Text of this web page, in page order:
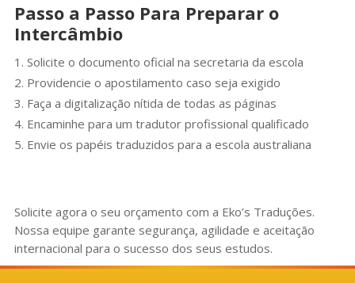
Passo a Passo Para Preparar o
Intercâmbio
Solicite o documento oficial na secretaria da escola
Providencie o apostilamento caso seja exigido
Faça a digitalização nítida de todas as páginas
Encaminhe para um tradutor profissional qualificado
Envie os papéis traduzidos para a escola australiana
Solicite agora o seu orçamento com a Eko’s Traduções.
Nossa equipe garante segurança, agilidade e aceitação
internacional para o sucesso dos seus estudos.